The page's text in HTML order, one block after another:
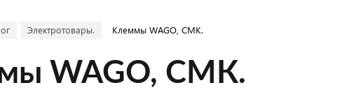
Электротовары. Клеммы WAGO, СМК.
WAGO, СМК.